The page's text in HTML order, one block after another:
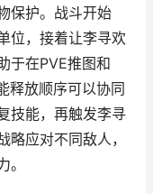
保护。战斗开始
位，接着让李寻欢
于在PVE推图和
释放顺序可以协同
技能，再触发李寻
应对不同敌人，